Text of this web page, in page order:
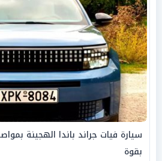
سيارة فيات جراند باندا الهجينة
بقوة